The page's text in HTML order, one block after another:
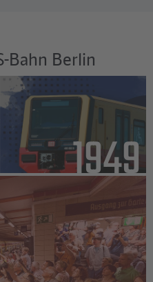
Bahn Berlin
1975